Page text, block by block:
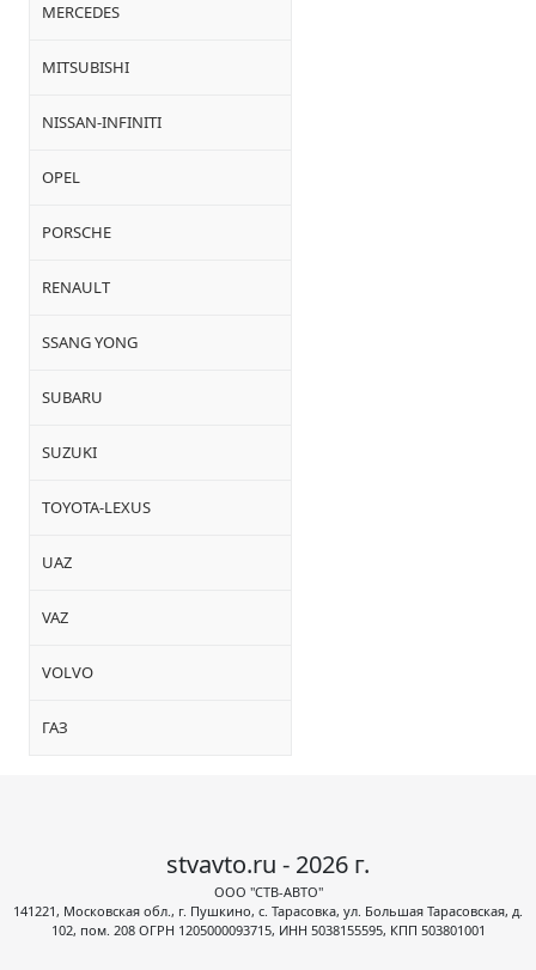
MERCEDES
MITSUBISHI
NISSAN-INFINITI
OPEL
PORSCHE
RENAULT
SSANG YONG
SUBARU
SUZUKI
TOYOTA-LEXUS
UAZ
VAZ
VOLVO
ГАЗ
stvavto.ru - 2026 г.
ООО "СТВ-АВТО"
141221, Московская обл., г. Пушкино, с. Тарасовка, ул. Большая Тарасовская, д.
102, пом. 208 ОГРН 1205000093715, ИНН 5038155595, КПП 503801001